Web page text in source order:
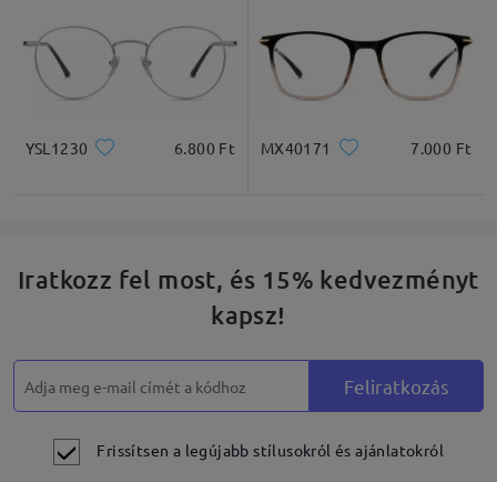
* Csak tájékoztató jellegű
Termékleírás
YSL1230 6.800 Ft MX40171 7.000 Ft
Iratkozz fel most, és 15% kedvezményt
kapsz!
Feliratkozás
Frissítsen a legújabb stílusokról és ajánlatokról